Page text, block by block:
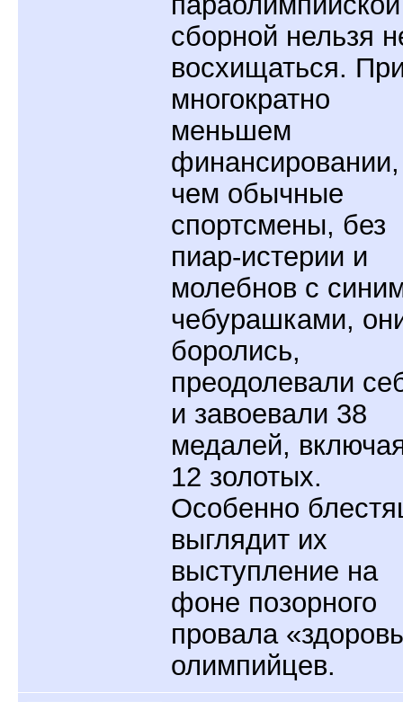
сборной нельзя
восхищаться.
многократно
меньшем
финансировании,
чем обычные
спортсмены, без
пиар-истерии и
молебнов с
чебурашками,
боролись,
преодолевали
и завоевали 38
медалей,
12 золотых.
Особенно
выглядит их
выступление на
фоне позорного
провала
олимпийцев.